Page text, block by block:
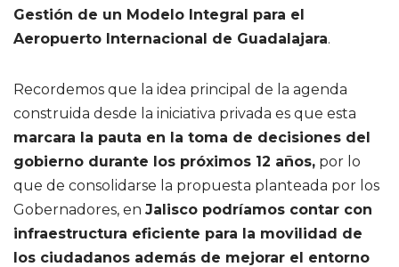
Gestión de un Modelo Integral para el
Aeropuerto Internacional de Guadalajara.
Recordemos que la idea principal de la agenda
construida desde la iniciativa privada es que esta
marcara la pauta en la toma de decisiones del
gobierno durante los próximos 12 años, por lo
que de consolidarse la propuesta planteada por los
Gobernadores, en Jalisco podríamos contar con
infraestructura eficiente para la movilidad de
los ciudadanos además de mejorar el entorno